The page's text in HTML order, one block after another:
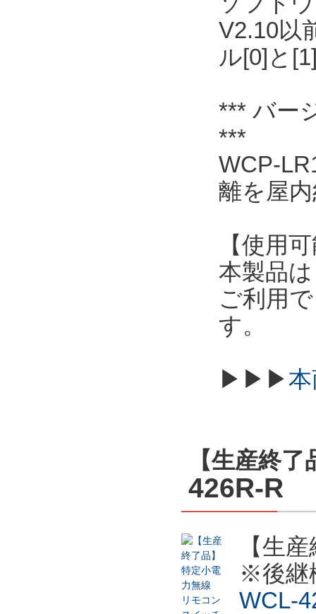
V2.10以
ル[0]と
*** バー
***
WCP-
離を屋
【使用
本製品
ご利用
す。
▶▶▶
【生産終
426R-R
【生
※後継
WCL-